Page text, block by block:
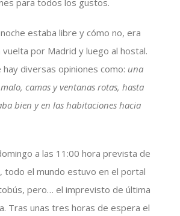
para todos los gustos.
estaba libre y cómo no, era
por Madrid y luego al hostal.
diversas opiniones como: una
camas y ventanas rotas, hasta
bien y en las habitaciones hacia
a las 11:00 hora prevista de
todo el mundo estuvo en el portal
pero… el imprevisto de última
Tras unas tres horas de espera el